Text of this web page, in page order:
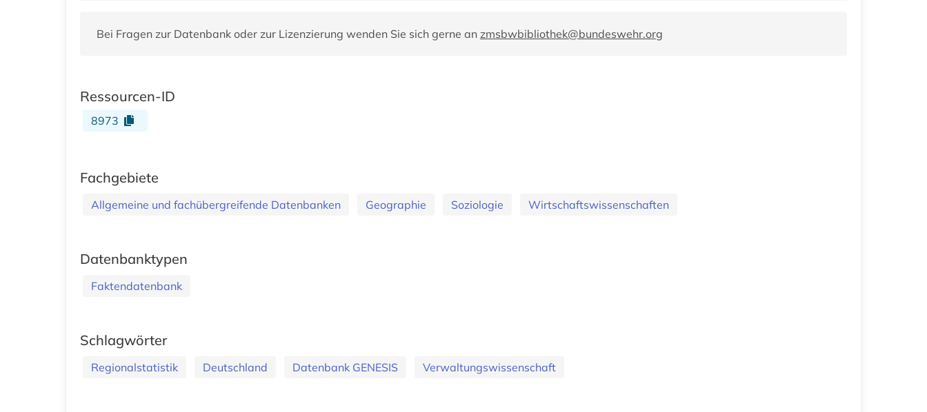
Bei Fragen zur Datenbank oder zur Lizenzierung wenden Sie sich gerne an zmsbwbibliothek@bundeswehr.org
Ressourcen-ID
8973
Fachgebiete
Allgemeine und fachübergreifende Datenbanken Geographie Soziologie Wirtschaftswissenschaften
Datenbanktypen
Faktendatenbank
Schlagwörter
Regionalstatistik Deutschland Datenbank GENESIS Verwaltungswissenschaft